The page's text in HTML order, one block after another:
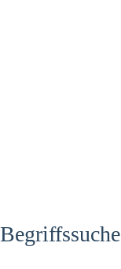
Begriffssuche